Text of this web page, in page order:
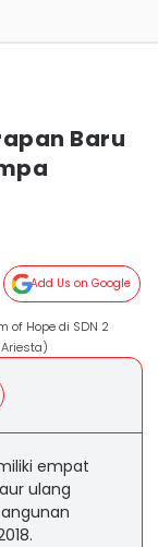
Baru
Add Us on Google
of Hope di SDN 2
empat
ulang